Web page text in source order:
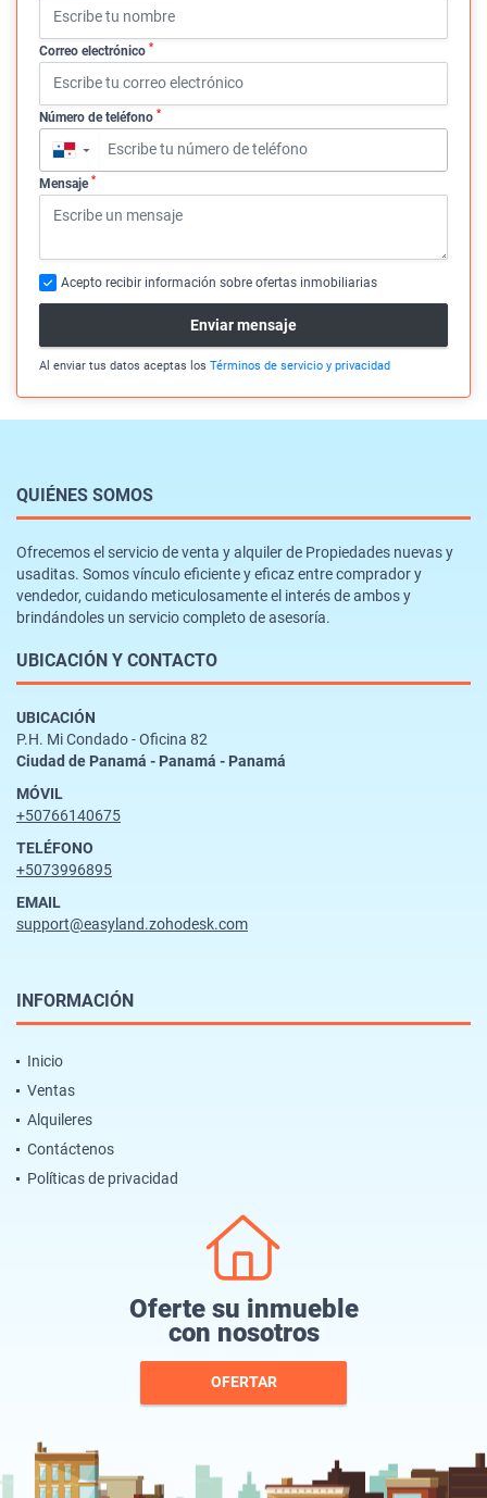
Correo electrónico *
Número de teléfono *
▼
Mensaje *
Acepto recibir información sobre ofertas inmobiliarias
Enviar mensaje
Al enviar tus datos aceptas los Términos de servicio y privacidad
QUIÉNES SOMOS
Ofrecemos el servicio de venta y alquiler de Propiedades nuevas y
usaditas. Somos vínculo eficiente y eficaz entre comprador y
vendedor, cuidando meticulosamente el interés de ambos y
brindándoles un servicio completo de asesoría.
UBICACIÓN Y CONTACTO
UBICACIÓN
P.H. Mi Condado - Oficina 82
Ciudad de Panamá - Panamá - Panamá
MÓVIL
+50766140675
TELÉFONO
+5073996895
EMAIL
support@easyland.zohodesk.com
INFORMACIÓN
Inicio
Ventas
Alquileres
Contáctenos
Políticas de privacidad
Oferte su inmueble
con nosotros
OFERTAR